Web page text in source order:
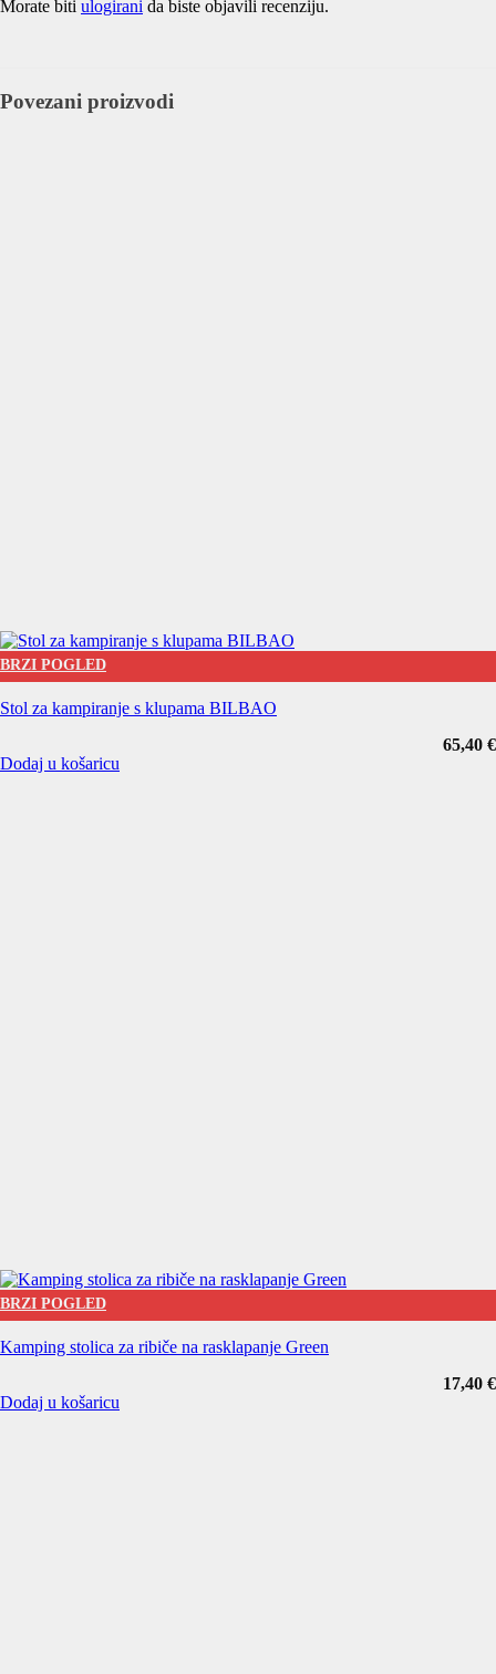
Morate biti ulogirani da biste objavili recenziju.
Povezani proizvodi
BRZI POGLED
Stol za kampiranje s klupama BILBAO
65,40 €
Dodaj u košaricu
BRZI POGLED
Kamping stolica za ribiče na rasklapanje Green
17,40 €
Dodaj u košaricu